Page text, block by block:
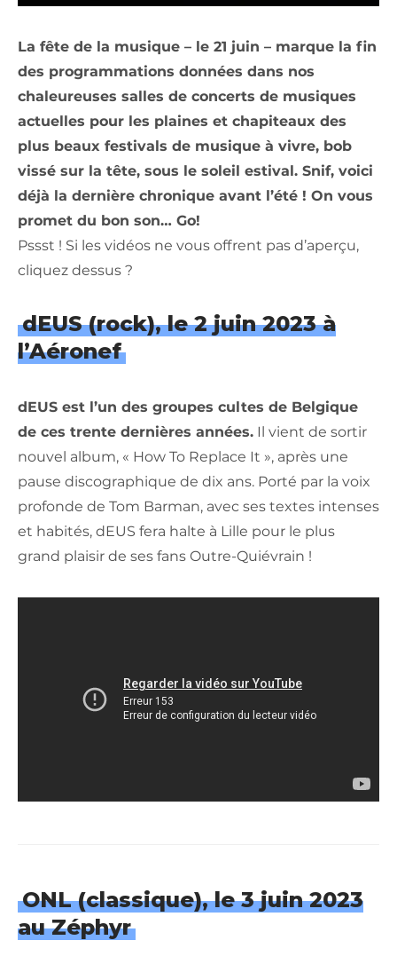
La fête de la musique – le 21 juin – marque la fin
des programmations données dans nos
chaleureuses salles de concerts de musiques
actuelles pour les plaines et chapiteaux des
plus beaux festivals de musique à vivre, bob
vissé sur la tête, sous le soleil estival. Snif, voici
déjà la dernière chronique avant l’été ! On vous
promet du bon son… Go!
Pssst ! Si les vidéos ne vous offrent pas d’aperçu,
cliquez dessus ?
dEUS (rock), le 2 juin 2023 à
l’Aéronef
dEUS est l’un des groupes cultes de Belgique
de ces trente dernières années. Il vient de sortir
nouvel album, « How To Replace It », après une
pause discographique de dix ans. Porté par la voix
profonde de Tom Barman, avec ses textes intenses
et habités, dEUS fera halte à Lille pour le plus
grand plaisir de ses fans Outre-Quiévrain !
ONL (classique), le 3 juin 2023
au Zéphyr